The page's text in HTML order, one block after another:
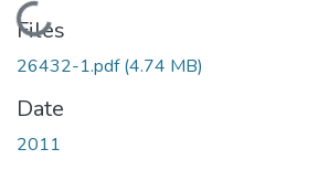
Loading...
Files
26432-1.pdf(4.74 MB)
Date
2011